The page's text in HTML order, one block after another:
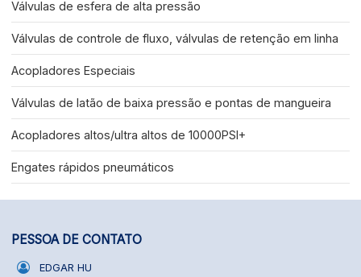
Válvulas de esfera de alta pressão
Válvulas de controle de fluxo, válvulas de retenção em linha
Acopladores Especiais
Válvulas de latão de baixa pressão e pontas de mangueira
Acopladores altos/ultra altos de 10000PSI+
Engates rápidos pneumáticos
PESSOA DE CONTATO
EDGAR HU